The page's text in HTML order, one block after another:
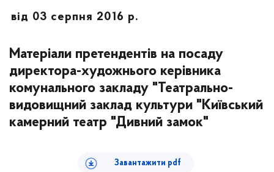
від 03 серпня 2016 р.
Матеріали претендентів на посаду
директора-художнього керівника
комунального закладу "Театрально-
видовищний заклад культури "Київський
камерний театр "Дивний замок"
Завантажити pdf